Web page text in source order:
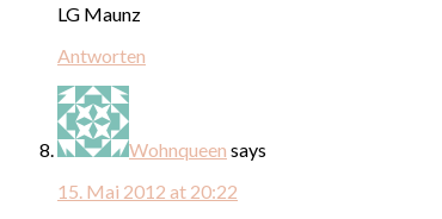
LG Maunz
Antworten
Wohnqueen says
15. Mai 2012 at 20:22